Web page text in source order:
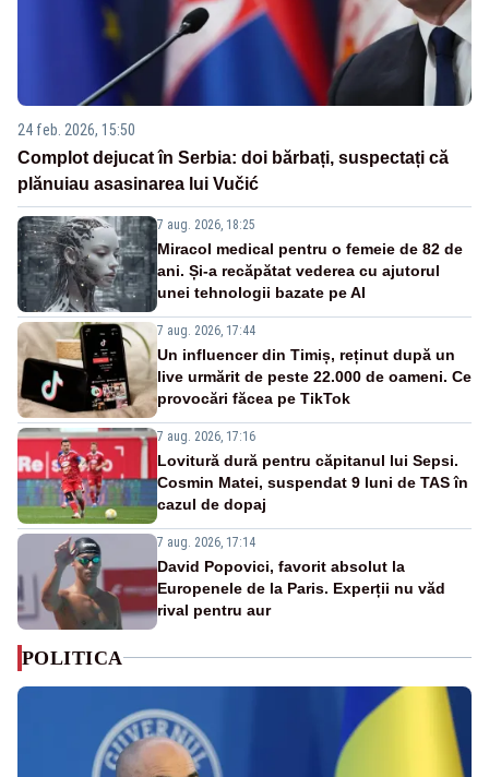
24 feb. 2026, 15:50
Complot dejucat în Serbia: doi bărbați, suspectați că
plănuiau asasinarea lui Vučić
7 aug. 2026, 18:25
Miracol medical pentru o femeie de 82 de
ani. Și-a recăpătat vederea cu ajutorul
unei tehnologii bazate pe AI
7 aug. 2026, 17:44
Un influencer din Timiș, reținut după un
live urmărit de peste 22.000 de oameni. Ce
provocări făcea pe TikTok
7 aug. 2026, 17:16
Lovitură dură pentru căpitanul lui Sepsi.
Cosmin Matei, suspendat 9 luni de TAS în
cazul de dopaj
7 aug. 2026, 17:14
David Popovici, favorit absolut la
Europenele de la Paris. Experții nu văd
rival pentru aur
POLITICA